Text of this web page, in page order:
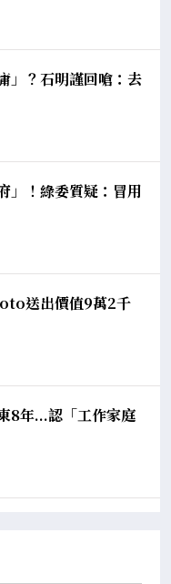
」？石明謹回嗆：去
」！綠委質疑：冒用
送出價值9萬2千
8年...認「工作家庭